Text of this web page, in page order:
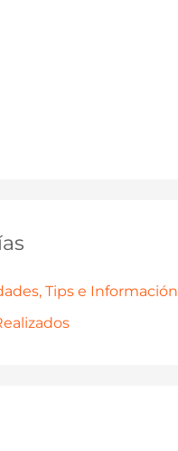
Tips e Información